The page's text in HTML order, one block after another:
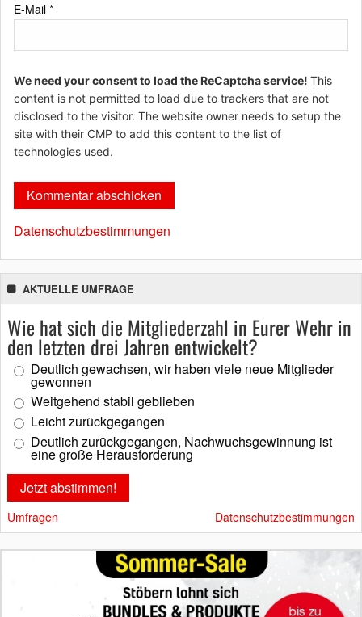
E-Mail *
We need your consent to load the ReCaptcha service! This
content is not permitted to load due to trackers that are not
disclosed to the visitor. The website owner needs to setup the
site with their CMP to add this content to the list of
technologies used.
Datenschutzbestimmungen
AKTUELLE UMFRAGE
Wie hat sich die Mitgliederzahl in Eurer Wehr in
den letzten drei Jahren entwickelt?
Deutlich gewachsen, wir haben viele neue Mitglieder
gewonnen
Weitgehend stabil geblieben
Leicht zurückgegangen
Deutlich zurückgegangen, Nachwuchsgewinnung ist
eine große Herausforderung
Umfragen Datenschutzbestimmungen